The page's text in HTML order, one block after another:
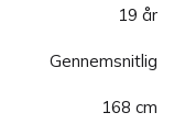
19 år
Gennemsnitlig
168 cm